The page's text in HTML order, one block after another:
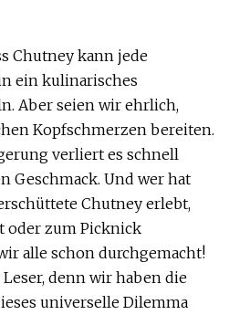
Chutney kann jede
ein kulinarisches
Aber seien wir ehrlich,
Kopfschmerzen bereiten.
verliert es schnell
Geschmack. Und wer hat
Chutney erlebt,
oder zum Picknick
alle schon durchgemacht!
denn wir haben die
universelle Dilemma